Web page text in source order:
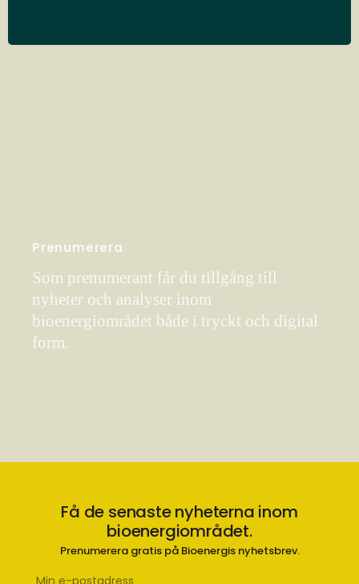
Prenumerera
Som prenumerant får du tillgång till
nyheter och analyser inom
bioenergiområdet både i tryckt och digital
form.
Få de senaste nyheterna inom
bioenergiområdet.
Prenumerera gratis på Bioenergis nyhetsbrev.